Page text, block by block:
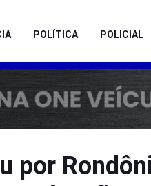
POLÍTICA POLICIAL
por